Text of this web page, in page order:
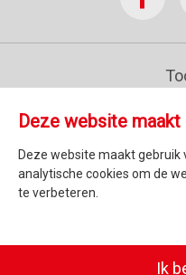
Deze website
Deze website maakt
analytische cookies om de
te verbeteren.
Ik
3453